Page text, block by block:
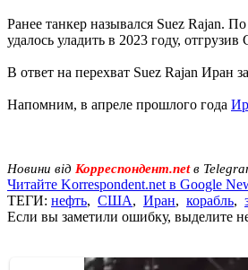
Ранее танкер назывался Suez
удалось уладить в 2023 году,
В ответ на перехват Suez Rajan Иран
Напомним, в апреле прошлого года
Новини від Корреспондент.netв
Читайте Korrespondent.net в Google
ТЕГИ: нефть, США, Иран, корабль,
Если вы заметили ошибку, выделите